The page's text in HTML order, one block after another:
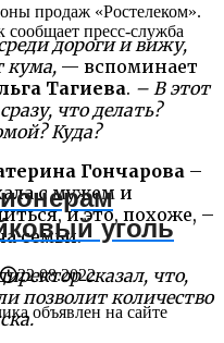
дороги и вижу,
кума, — вспоминает
Тагиева. – В этот
что делать?
Куда?
Гончарова –
с мужем и
и это, похоже, –
семьи.
сказал, что,
позволит количество
продаж «Ростелеком».
пресс-служба
уголь
22.08.2022
объявлен на сайте